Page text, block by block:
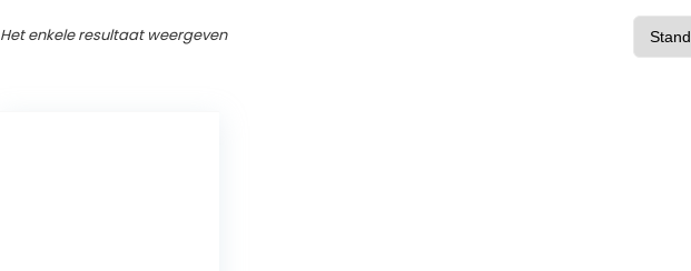
Het enkele resultaat weergeven